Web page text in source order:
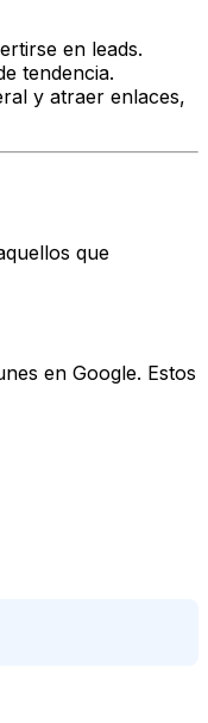
en leads.
tendencia.
y atraer enlaces,
que
en Google. Estos